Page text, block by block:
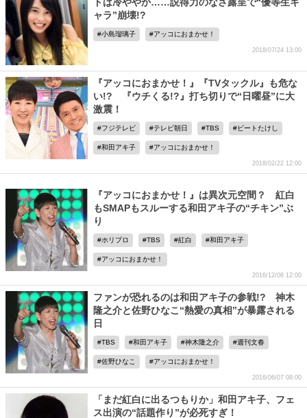
ャラ”崩壊!?
小島瑠璃子 アッコにおまかせ！
2018/07/24 13:00
『アッコにおまかせ！』『TVタックル』も危な
い!? 『ウチくる!?』打ち切りで“日曜昼”に大
激震！
フジテレビ テレビ朝日 TBS ビートたけし
和田アキ子 アッコにおまかせ！
2018/02/22 12:00
『アッコにおまかせ！』は異次元空間？ 紅白
もSMAPもスルーする和田アキ子の“チキン”ぶ
り
ホリプロ TBS 紅白 和田アキ子
アッコにおまかせ！
2016/12/08 12:00
ファンが恐れるのは和田アキ子の参戦!? 神木
隆之介と佐野ひなこ“熱愛の真相”が暴露される
日
TBS 和田アキ子 神木隆之介 週刊文春
佐野ひなこ アッコにおまかせ！
2016/06/07 08:00
「まだ紅白に出るつもりか」和田アキ子、フェ
ス出演の“話題作り”が必死すぎ！